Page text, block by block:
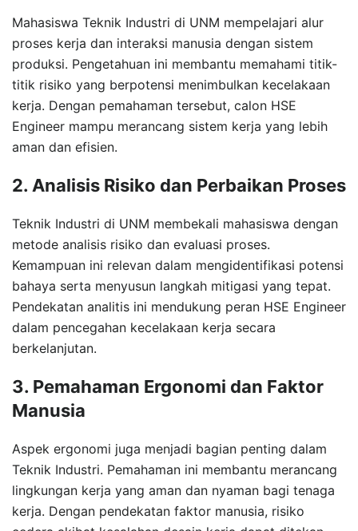
Mahasiswa Teknik Industri di UNM mempelajari alur
proses kerja dan interaksi manusia dengan sistem
produksi. Pengetahuan ini membantu memahami titik-
titik risiko yang berpotensi menimbulkan kecelakaan
kerja. Dengan pemahaman tersebut, calon HSE
Engineer mampu merancang sistem kerja yang lebih
aman dan efisien.
2. Analisis Risiko dan Perbaikan Proses
Teknik Industri di UNM membekali mahasiswa dengan
metode analisis risiko dan evaluasi proses.
Kemampuan ini relevan dalam mengidentifikasi potensi
bahaya serta menyusun langkah mitigasi yang tepat.
Pendekatan analitis ini mendukung peran HSE Engineer
dalam pencegahan kecelakaan kerja secara
berkelanjutan.
3. Pemahaman Ergonomi dan Faktor
Manusia
Aspek ergonomi juga menjadi bagian penting dalam
Teknik Industri. Pemahaman ini membantu merancang
lingkungan kerja yang aman dan nyaman bagi tenaga
kerja. Dengan pendekatan faktor manusia, risiko